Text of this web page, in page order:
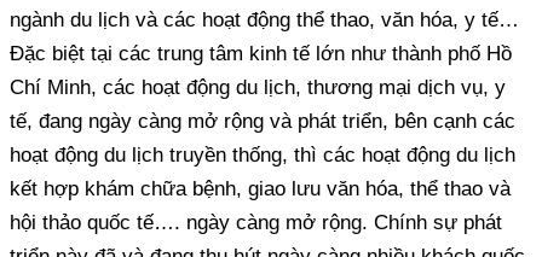
ngành du lịch và các hoạt động thể thao, văn hóa, y tế…
Đặc biệt tại các trung tâm kinh tế lớn như thành phố Hồ
Chí Minh, các hoạt động du lịch, thương mại dịch vụ, y
tế, đang ngày càng mở rộng và phát triển, bên cạnh các
hoạt động du lịch truyền thống, thì các hoạt động du lịch
kết hợp khám chữa bệnh, giao lưu văn hóa, thể thao và
hội thảo quốc tế…. ngày càng mở rộng. Chính sự phát